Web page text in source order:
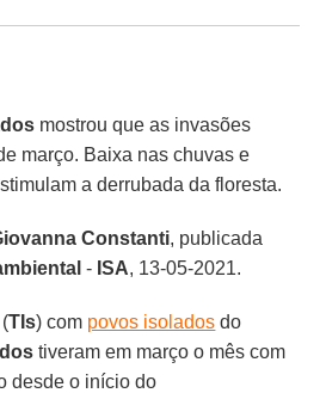
mostrou que as invasões
março. Baixa nas chuvas e
a derrubada da floresta.
Constanti, publicada
- ISA, 13-05-2021.
TIs) com povos isolados do
tiveram em março o mês com
desde o início do